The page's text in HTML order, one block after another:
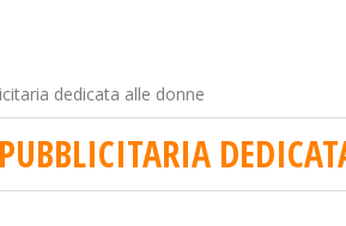
dedicata alle donne